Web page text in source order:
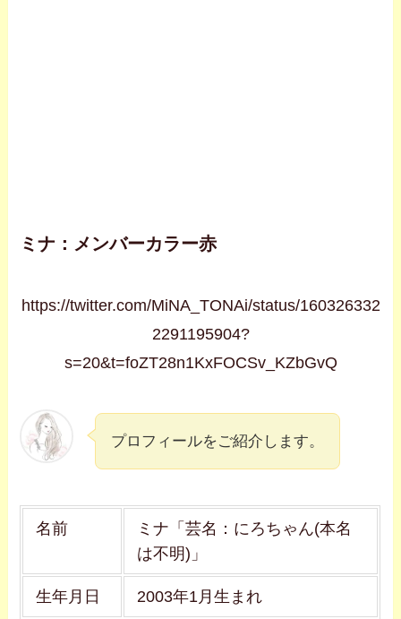
ミナ：メンバーカラー赤
https://twitter.com/MiNA_TONAi/status/160326332
2291195904?
s=20&t=foZT28n1KxFOCSv_KZbGvQ
プロフィールをご紹介します。
名前
ミナ「芸名：にろちゃん(本名
は不明)」
生年月日 2003年1月生まれ